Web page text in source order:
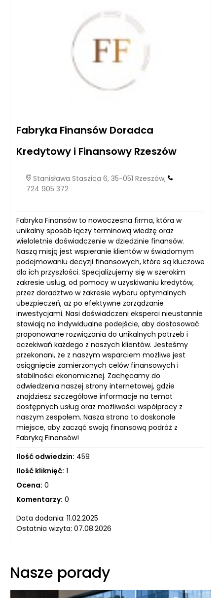
Fabryka Finansów Doradca
Kredytowy i Finansowy Rzeszów
Stanisława Staszica 6, 35-051 Rzeszów,
724 905 372
Fabryka Finansów to nowoczesna firma, która w
unikalny sposób łączy terminową wiedzę oraz
wieloletnie doświadczenie w dziedzinie finansów.
Naszą misją jest wspieranie klientów w świadomym
podejmowaniu decyzji finansowych, które są kluczowe
dla ich przyszłości. Specjalizujemy się w szerokim
zakresie usług, od pomocy w uzyskiwaniu kredytów,
przez doradztwo w zakresie wyboru optymalnych
ubezpieczeń, aż po efektywne zarządzanie
inwestycjami. Nasi doświadczeni eksperci nieustannie
stawiają na indywidualne podejście, aby dostosować
proponowane rozwiązania do unikalnych potrzeb i
oczekiwań każdego z naszych klientów. Jesteśmy
przekonani, że z naszym wsparciem możliwe jest
osiągnięcie zamierzonych celów finansowych i
stabilności ekonomicznej. Zachęcamy do
odwiedzenia naszej strony internetowej, gdzie
znajdziesz szczegółowe informacje na temat
dostępnych usług oraz możliwości współpracy z
naszym zespołem. Nasza strona to doskonałe
miejsce, aby zacząć swoją finansową podróż z
Fabryką Finansów!
Ilość odwiedzin: 459
Ilość kliknięć: 1
Ocena: 0
Komentarzy: 0
Data dodania: 11.02.2025
Ostatnia wizyta: 07.08.2026
Nasze porady